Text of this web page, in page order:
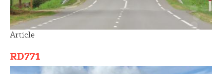
Article
RD771